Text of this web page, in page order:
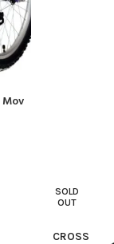
TRIATHLON
SOLD
OUT
CROSS